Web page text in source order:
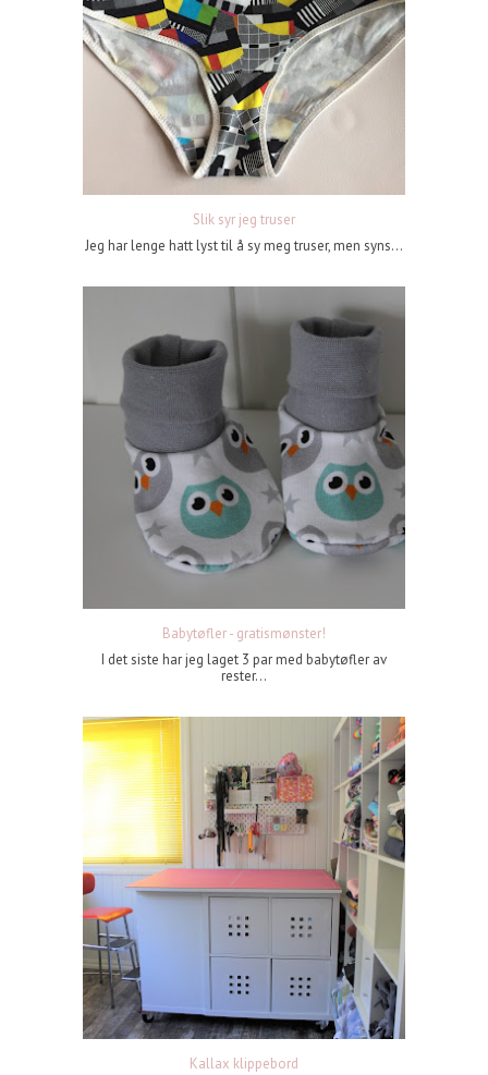
Slik syr jeg truser
Jeg har lenge hatt lyst til å sy meg truser, men syns...
Babytøfler - gratismønster!
I det siste har jeg laget 3 par med babytøfler av
rester...
Kallax klippebord